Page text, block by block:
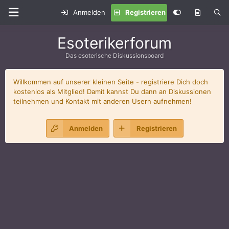
Anmelden Registrieren
Esoterikerforum
Das esoterische Diskussionsboard
Willkommen auf unserer kleinen Seite - registriere Dich doch
kostenlos als Mitglied! Damit kannst Du dann an Diskussionen
teilnehmen und Kontakt mit anderen Usern aufnehmen!
Anmelden Registrieren